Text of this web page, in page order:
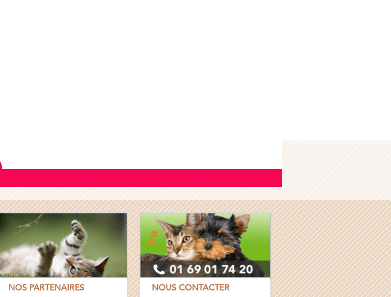
NOS PARTENAIRES NOUS CONTACTER